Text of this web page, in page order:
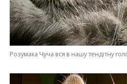
Розумака Чуча вся в нашу тендітну